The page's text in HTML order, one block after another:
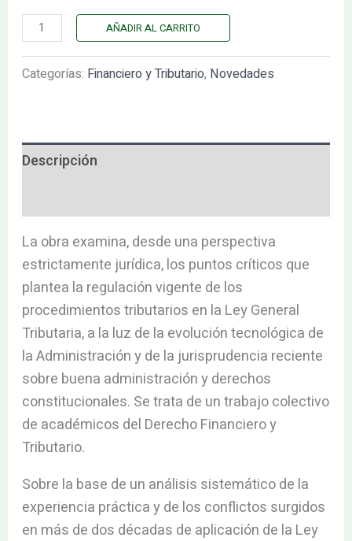
AÑADIR AL CARRITO
Categorías: Financiero y Tributario, Novedades
Descripción
La obra examina, desde una perspectiva
estrictamente jurídica, los puntos críticos que
plantea la regulación vigente de los
procedimientos tributarios en la Ley General
Tributaria, a la luz de la evolución tecnológica de
la Administración y de la jurisprudencia reciente
sobre buena administración y derechos
constitucionales. Se trata de un trabajo colectivo
de académicos del Derecho Financiero y
Tributario.
Sobre la base de un análisis sistemático de la
experiencia práctica y de los conflictos surgidos
en más de dos décadas de aplicación de la Ley